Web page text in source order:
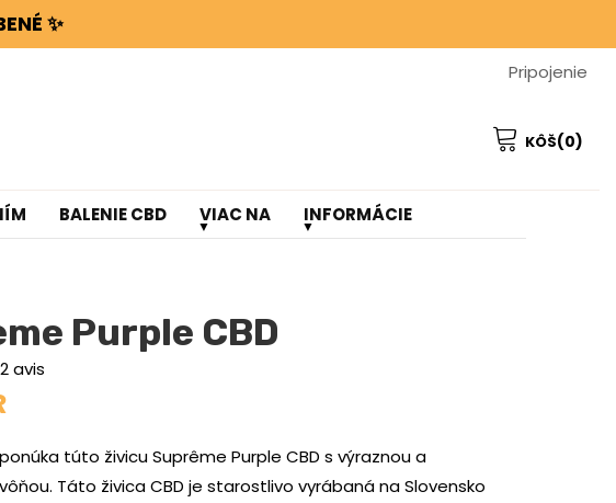
✨
100 € NÁKUPU ❤️
100 € NÁKUPU ❤️
Pripojenie
KÔŠ(0)
BALENIE CBD VIAC NA INFORMÁCIE
Purple CBD
2 avis
túto živicu Suprême Purple CBD s výraznou a
Táto živica CBD je starostlivo vyrábaná na Slovensko